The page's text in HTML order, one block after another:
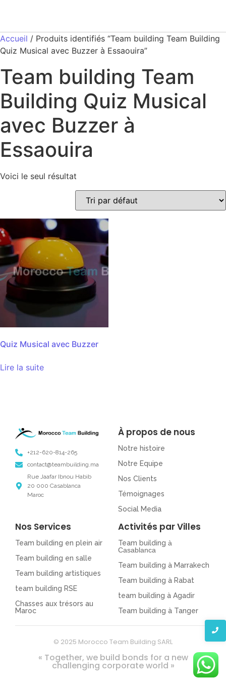
Accueil / Produits identifiés “Team building Team Building
Quiz Musical avec Buzzer à Essaouira”
Team building Team
Building Quiz Musical
avec Buzzer à
Essaouira
Voici le seul résultat
Quiz Musical avec Buzzer
Lire la suite
+212-620-814-265
contact@teambuilding.ma
Rue Jaafar Ibnou Habib
20 000 Casablanca
Maroc
À propos de nous
Notre histoire
Notre Equipe
Nos Clients
Témoignages
Social Media
Nos Services
Team building en plein air
Team building en salle
Team building artistiques
team building RSE
Chasses aux trésors au
Maroc
Activités par Villes
Team building à
Casablanca
Team building à Marrakech
Team building à Rabat
team building à Agadir
Team building à Tanger
© 2025 Morocco Team Building SARL
« Together, we build bonds for a new
challenging corporate world »